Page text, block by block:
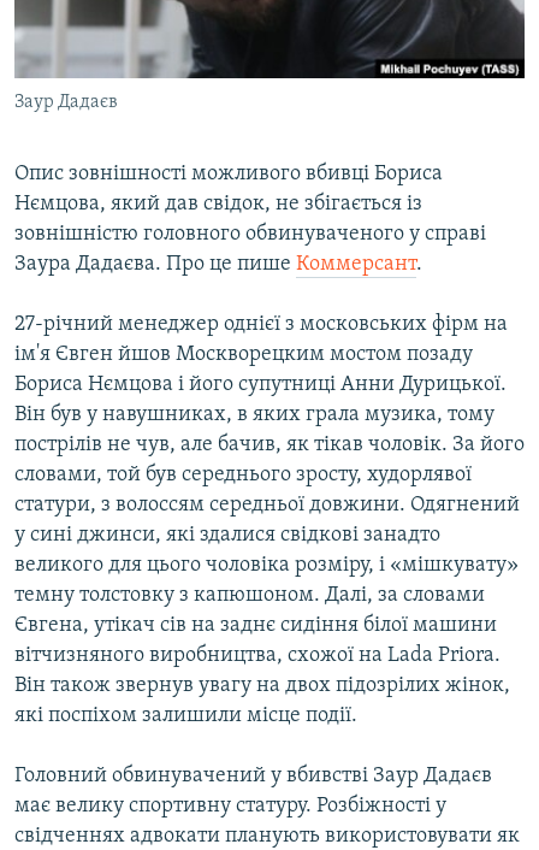
ВІДЕОУРОКИ «ELIFBE»
СВІДЧЕННЯ ОКУПАЦІЇ
УКРАЇНСЬКА ПРОБЛЕМА КРИМУ
Русский
Qırımtatar
Усі сайти RFE/RL
Заур Дадаєв
Опис зовнішності можливого вбивці Бориса
Нємцова, який дав свідок, не збігається із
зовнішністю головного обвинуваченого у справі
Заура Дадаєва. Про це пише Коммерсант.
27-річний менеджер однієї з московських фірм на
ім'я Євген йшов Москворецким мостом позаду
Бориса Нємцова і його супутниці Анни Дурицької.
Він був у навушниках, в яких грала музика, тому
пострілів не чув, але бачив, як тікав чоловік. За його
словами, той був середнього зросту, худорлявої
статури, з волоссям середньої довжини. Одягнений
у сині джинси, які здалися свідкові занадто
великого для цього чоловіка розміру, і «мішкувату»
темну толстовку з капюшоном. Далі, за словами
Євгена, утікач сів на заднє сидіння білої машини
вітчизняного виробництва, схожої на Lada Priora.
Він також звернув увагу на двох підозрілих жінок,
які поспіхом залишили місце події.
Головний обвинувачений у вбивстві Заур Дадаєв
має велику спортивну статуру. Розбіжності у
свідченнях адвокати планують використовувати як